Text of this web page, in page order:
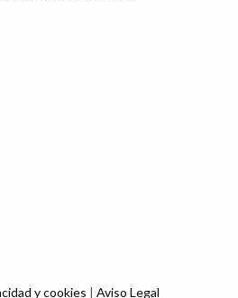
y cookies | Aviso Legal